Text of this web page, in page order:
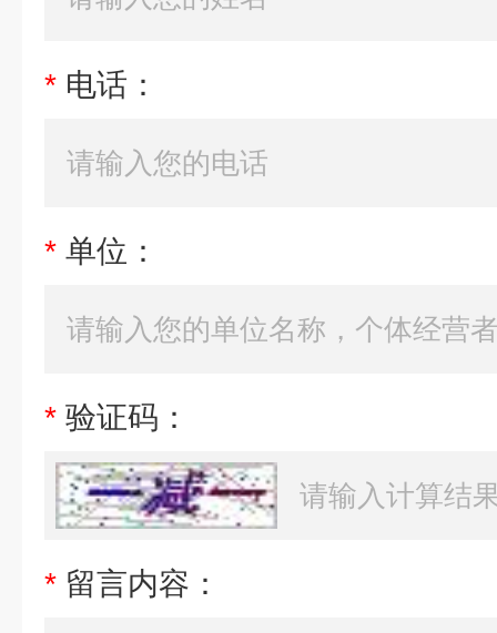
* 电话：
* 单位：
* 验证码：
* 留言内容：